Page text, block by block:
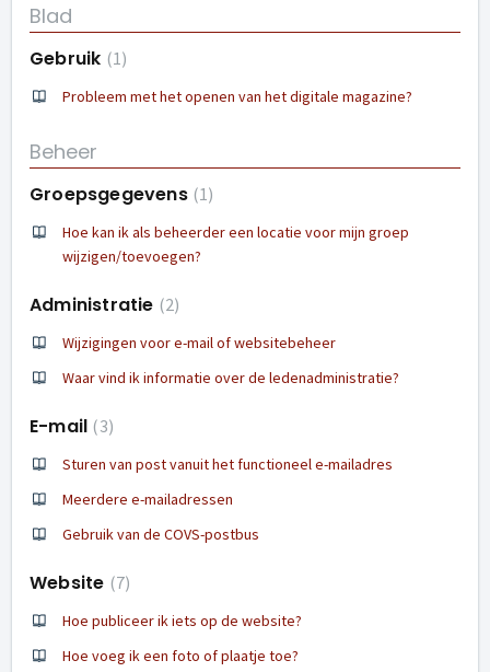
Blad
Gebruik 1
Probleem met het openen van het digitale magazine?
Beheer
Groepsgegevens 1
Hoe kan ik als beheerder een locatie voor mijn groep
wijzigen/toevoegen?
Administratie 2
Wijzigingen voor e-mail of websitebeheer
Waar vind ik informatie over de ledenadministratie?
E-mail 3
Sturen van post vanuit het functioneel e-mailadres
Meerdere e-mailadressen
Gebruik van de COVS-postbus
Website 7
Hoe publiceer ik iets op de website?
Hoe voeg ik een foto of plaatje toe?